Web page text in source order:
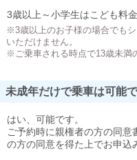
3歳以上～小学生はこども料金
※3歳以上のお子様の場合でも
いただけません。
※ご乗車される時点で13歳未満
未成年だけで乗車は可能
はい、可能です。
ご予約時に親権者の方の同
の方の同意を得た上でお申込